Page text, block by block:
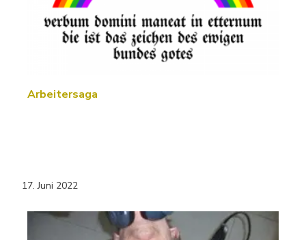
Arbeitersaga
17. Juni 2022